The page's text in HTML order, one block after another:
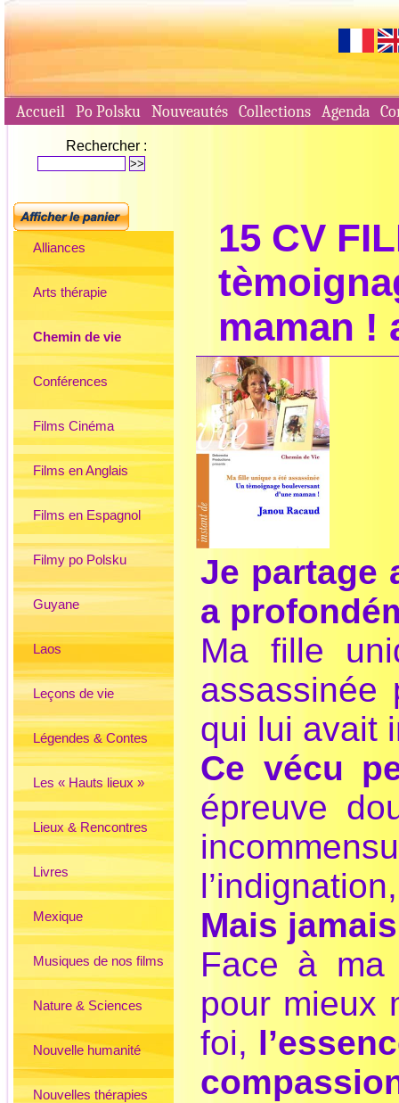
Accueil Po Polsku Nouveautés Collections Agenda
Rechercher :
Alliances
Arts thérapie
Chemin de vie
Conférences
Films Cinéma
Films en Anglais
Films en Espagnol
Filmy po Polsku
Guyane
Laos
Leçons de vie
Légendes & Contes
Les « Hauts lieux »
Lieux & Rencontres
Livres
Mexique
Musiques de nos films
Nature & Sciences
Nouvelle humanité
Nouvelles thérapies
15 CV
maman !
Je partage
a
Ma fille
assassinée
qui lui avait
Ce vécu
épreuve
Mais
Face à ma
pour mieux
foi,